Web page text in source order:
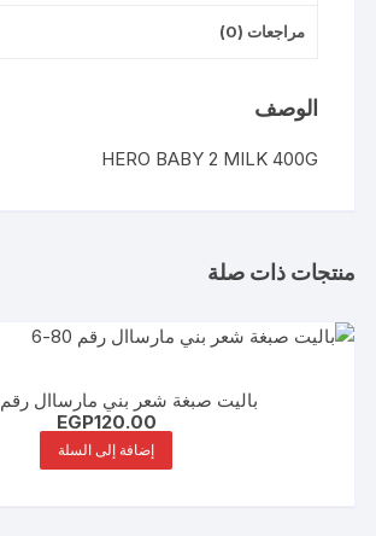
مراجعات (0)
الوصف
HERO BABY 2 MILK 400G
منتجات ذات صلة
باليت صبغة شعر بني مارساال رقم 80-6
EGP120.00
إضافة إلى السلة